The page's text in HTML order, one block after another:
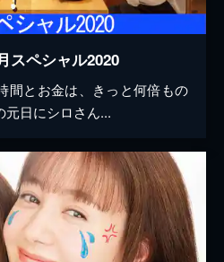
スペシャル2020
間とお金は、きっと何倍もの
日にシロさん...